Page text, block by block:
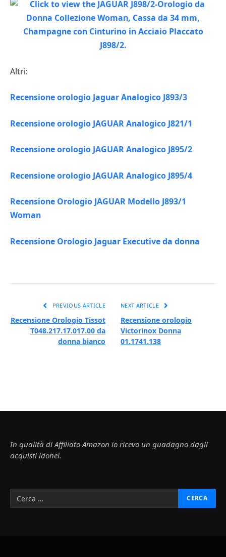
Altri:
Recensione orologio Jaguar Analogico J893/3
Recensione orologio JAGUAR Analogico J821/1
Recensione orologio JAGUAR Analogico J895/2
Recensione orologio JAGUAR Analogico J895/4
Recensione Orologio JAGUAR Modello J893/1
Woman
Recensione Orologio Jaguar Executive da donna
PREVIOUS ARTICLE
Recensione Orologio Tissot
T048.217.17.017.00 da
donna bianco
NEXT ARTICLE
Recensione orologio
Victorinox Donna
01.1741.138
In qualità di Affiliato Amazon io ricevo un guadagno dagli
acquisti idonei.